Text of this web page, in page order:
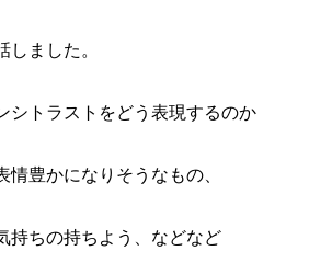
しました。
シトラストをどう表現するのか
情豊かになりそうなもの、
持ちの持ちよう、などなど